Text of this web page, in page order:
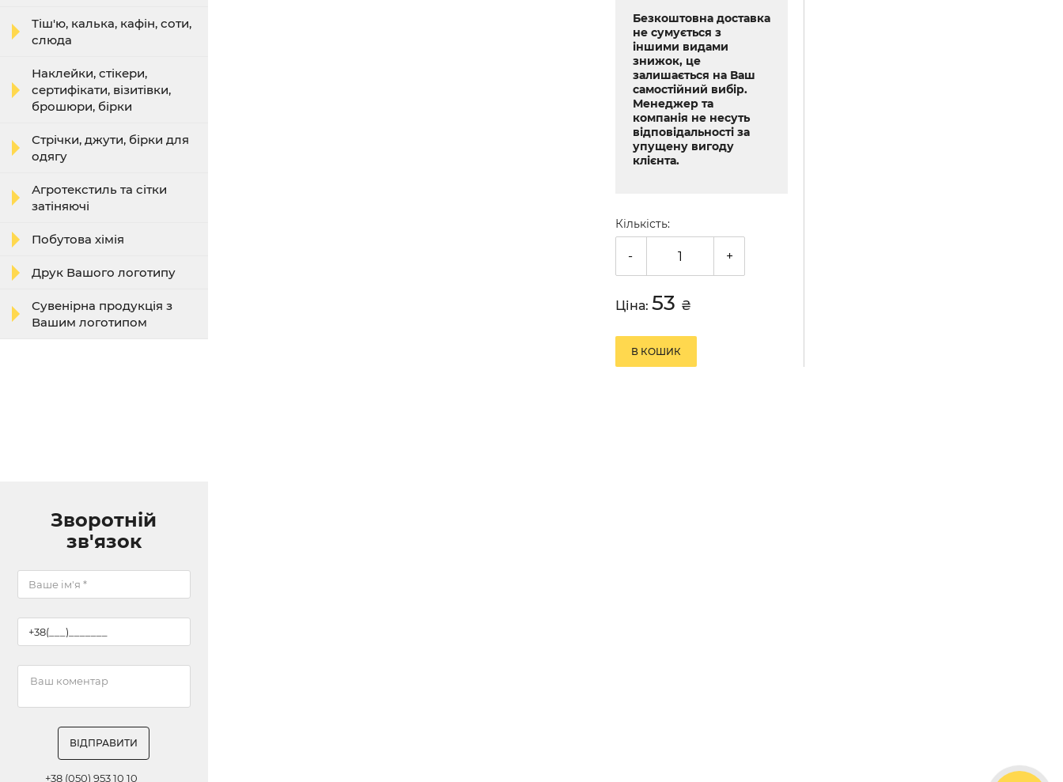
Тіш'ю, калька, кафін, соти,
слюда
Наклейки, стікери,
сертифікати, візитівки,
брошюри, бірки
Стрічки, джути, бірки для
одягу
Агротекстиль та сітки
затіняючі
Побутова хімія
Друк Вашого логотипу
Сувенірна продукція з
Вашим логотипом
Зворотній
зв'язок
ВІДПРАВИТИ
+38 (050) 953 10 10
Безкоштовна доставка
не сумується з
іншими видами
знижок, це
залишається на Ваш
самостійний вибір.
Менеджер та
компанія не несуть
відповідальності за
упущену вигоду
клієнта.
Кількість:
- +
Ціна: 53 ₴
В КОШИК